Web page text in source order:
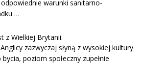
warunki sanitarno-
…
z Wielkiej Brytanii.
zazwyczaj słyną z wysokiej kultury
poziom społeczny zupełnie